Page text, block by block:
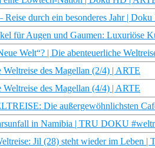
Reise durch ein besonderes Jahr |
für Augen und Gaumen: Luxuriöse
Welt“? | Die abenteuerliche
Weltreise des Magellan (2/4) | ARTE
Weltreise des Magellan (4/4) | ARTE
Die außergewöhnlichsten
in Namibia | TRU DOKU
Jil (28) steht wieder im Leben